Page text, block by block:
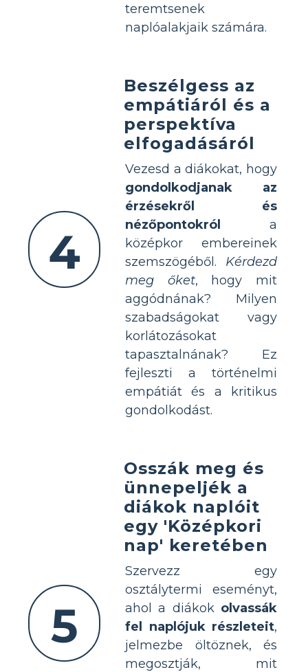
teremtsenek
naplóalakjaik számára.
4
Beszélgess az
empátiáról és a
perspektíva
elfogadásáról
Vezesd a diákokat, hogy
gondolkodjanak az
érzésekről és
nézőpontokról
a
középkor embereinek
szemszögéből. Kérdezd
meg őket, hogy mit
aggódnának? Milyen
szabadságokat vagy
korlátozásokat
tapasztalnának? Ez
fejleszti a történelmi
empátiát és a kritikus
gondolkodást.
5
Osszák meg és
ünnepeljék a
diákok naplóit
egy 'Középkori
nap' keretében
Szervezz egy
osztálytermi eseményt,
ahol a diákok olvassák
fel naplójuk részleteit,
jelmezbe öltöznek, és
megosztják, mit